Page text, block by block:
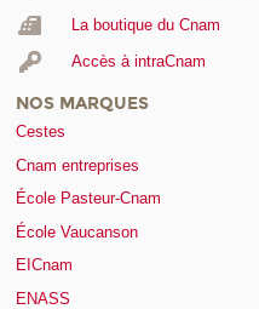
La boutique du Cnam
Accès à intraCnam
NOS MARQUES
Cestes
Cnam entreprises
École Pasteur-Cnam
École Vaucanson
EICnam
ENASS